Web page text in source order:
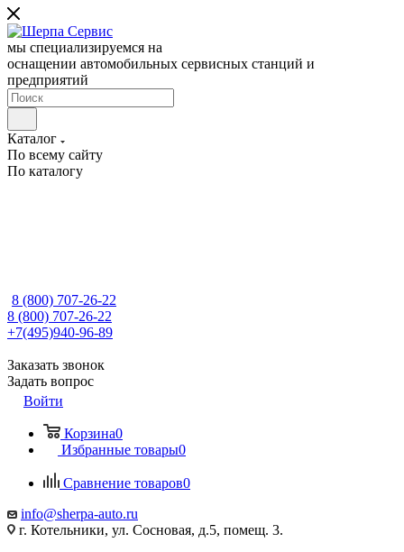
мы специализируемся на
оснащении автомобильных сервисных станций и
предприятий
Каталог
По всему сайту
По каталогу
8 (800) 707-26-22
8 (800) 707-26-22
+7(495)940-96-89
Заказать звонок
Задать вопрос
Войти
Корзина0
Избранные товары0
Сравнение товаров0
info@sherpa-auto.ru
г. Котельники, ул. Сосновая, д.5, помещ. 3.